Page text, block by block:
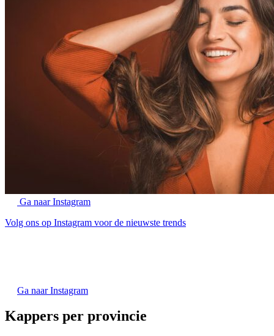
Ga naar Instagram
Volg ons op Instagram voor de nieuwste trends
Ga naar Instagram
Kappers per provincie